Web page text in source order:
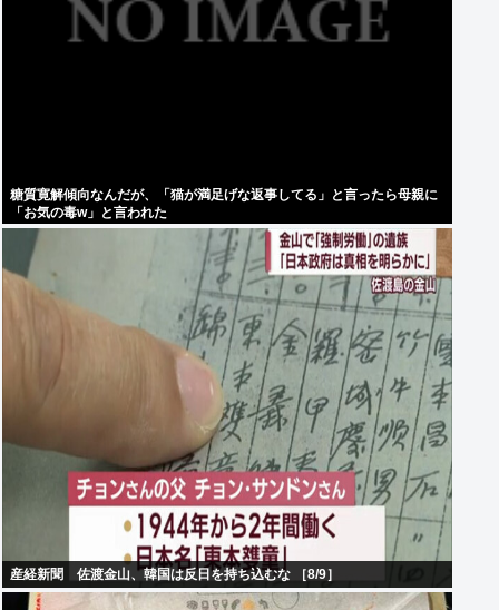
糖質寛解傾向なんだが、「猫が満足げな返事してる」と言ったら母親に
「お気の毒w」と言われた
産経新聞 佐渡金山、韓国は反日を持ち込むな ［8/9］